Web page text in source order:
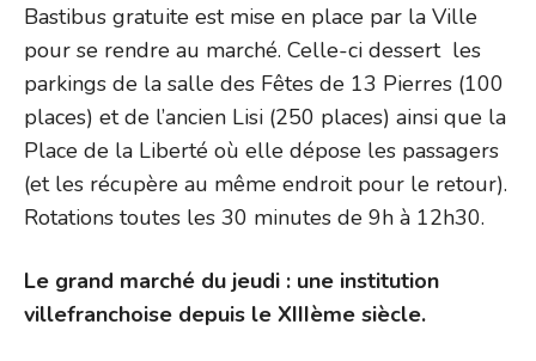
Bastibus gratuite est mise en place par la Ville
pour se rendre au marché. Celle-ci dessert les
parkings de la salle des Fêtes de 13 Pierres (100
places) et de l’ancien Lisi (250 places) ainsi que la
Place de la Liberté où elle dépose les passagers
(et les récupère au même endroit pour le retour).
Rotations toutes les 30 minutes de 9h à 12h30.
Le grand marché du jeudi : une institution
villefranchoise depuis le XIIIème siècle.